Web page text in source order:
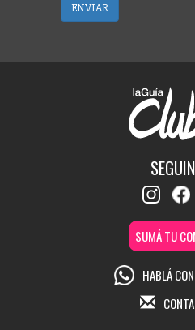
ENVIAR
SUMÁ TU
HABLÁ